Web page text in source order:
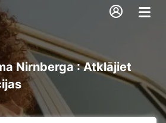
Nirnberga : Atklājiet